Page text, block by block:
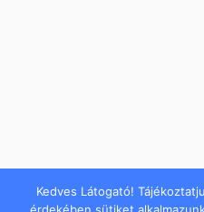
Kedves Látogató!